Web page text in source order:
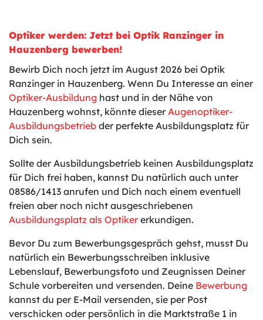
Optiker werden: Jetzt bei Optik Ranzinger in
Hauzenberg bewerben!
Bewirb Dich noch jetzt im August 2026 bei Optik
Ranzinger in Hauzenberg. Wenn Du Interesse an einer
Optiker-Ausbildung hast und in der Nähe von
Hauzenberg wohnst, könnte dieser Augenoptiker-
Ausbildungsbetrieb der perfekte Ausbildungsplatz für
Dich sein.
Sollte der Ausbildungsbetrieb keinen Ausbildungsplatz
für Dich frei haben, kannst Du natürlich auch unter
08586/1413 anrufen und Dich nach einem eventuell
freien aber noch nicht ausgeschriebenen
Ausbildungsplatz als Optiker erkundigen.
Bevor Du zum Bewerbungsgespräch gehst, musst Du
natürlich ein Bewerbungsschreiben inklusive
Lebenslauf, Bewerbungsfoto und Zeugnissen Deiner
Schule vorbereiten und versenden. Deine Bewerbung
kannst du per E-Mail versenden, sie per Post
verschicken oder persönlich in die Marktstraße 1 in